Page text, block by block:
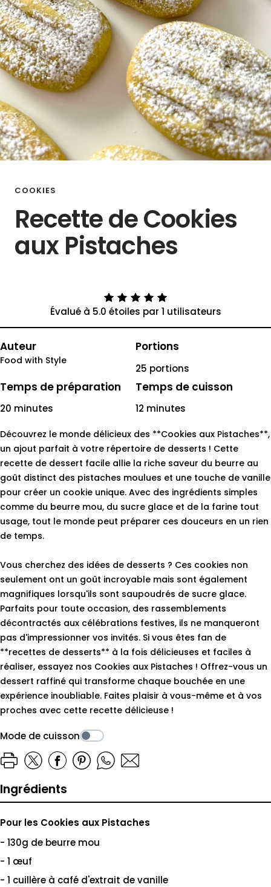
COOKIES
Recette de Cookies
aux Pistaches
Évalué à 5.0 étoiles par 1 utilisateurs
Auteur
Food with Style
Portions
25 portions
Temps de préparation
20 minutes
Temps de cuisson
12 minutes
Découvrez le monde délicieux des **Cookies aux Pistaches**,
un ajout parfait à votre répertoire de desserts ! Cette
recette de dessert facile allie la riche saveur du beurre au
goût distinct des pistaches moulues et une touche de vanille
pour créer un cookie unique. Avec des ingrédients simples
comme du beurre mou, du sucre glace et de la farine tout
usage, tout le monde peut préparer ces douceurs en un rien
de temps.
Vous cherchez des idées de desserts ? Ces cookies non
seulement ont un goût incroyable mais sont également
magnifiques lorsqu'ils sont saupoudrés de sucre glace.
Parfaits pour toute occasion, des rassemblements
décontractés aux célébrations festives, ils ne manqueront
pas d'impressionner vos invités. Si vous êtes fan de
**recettes de desserts** à la fois délicieuses et faciles à
réaliser, essayez nos Cookies aux Pistaches ! Offrez-vous un
dessert raffiné qui transforme chaque bouchée en une
expérience inoubliable. Faites plaisir à vous-même et à vos
proches avec cette recette délicieuse !
Mode de cuisson
Ingrédients
Pour les Cookies aux Pistaches
- 130g de beurre mou
- 1 œuf
- 1 cuillère à café d'extrait de vanille